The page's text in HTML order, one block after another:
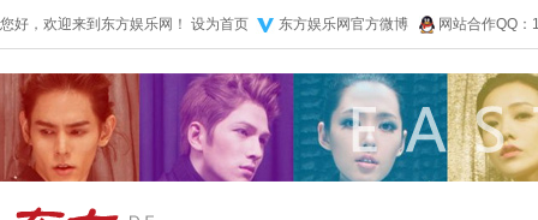
您好，欢迎来到东方娱乐网！ 设为首页 东方娱乐网官方微博 网站合作QQ